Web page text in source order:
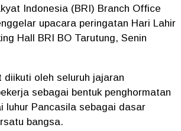
Indonesia (BRI) Branch Office
upacara peringatan Hari Lahir
Hall BRI BO Tarutung, Senin
oleh seluruh jajaran
sebagai bentuk penghormatan
luhur Pancasila sebagai dasar
bangsa.